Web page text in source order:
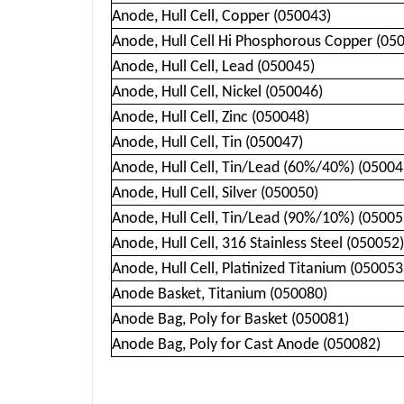
Anode, Hull Cell, Copper (050043)
Anode, Hull Cell Hi Phosphorous Copper
Anode, Hull Cell, Lead (050045)
Anode, Hull Cell, Nickel (050046)
Anode, Hull Cell, Zinc (050048)
Anode, Hull Cell, Tin (050047)
Anode, Hull Cell, Tin/Lead (60%/40%)
Anode, Hull Cell, Silver (050050)
Anode, Hull Cell, Tin/Lead (90%/10%)
Anode, Hull Cell, 316 Stainless Steel (050052)
Anode, Hull Cell, Platinized Titanium
Anode Basket, Titanium (050080)
Anode Bag, Poly for Basket (050081)
Anode Bag, Poly for Cast Anode (050082)